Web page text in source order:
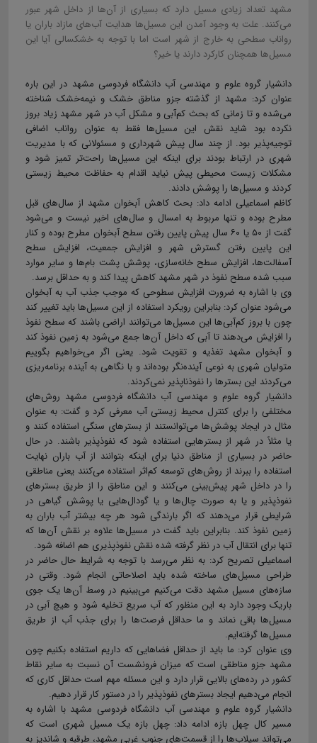
مشهد تعداد زیادی مسیل دارد که بسیاری از آن‌ها از داخل شهر عبور
می‌کنند. علت به وجود آمدن این مسیل‌ها هدایت آب‌های مازاد باران یا
رواناب سطحی به خارج از شهر است اما با توجه به خشکسالی آیا این
مسیل‌ها همچنان کارکرد دارند یا خیر؟
دانشیار گروه‌ علوم و مهندسی آب دانشگاه فردوسی مشهد در این باره
عنوان کرد: مشهد از گذشته جزو مناطق خشک و نیمه‌خشک شناخته
می‌شده و تا زمانی که بحث کم‌آبی و مشکل آب در شهر مشهد زیاد بروز
نکرده بود شاید نقش این مسیل‌ها فقط به عنوان رواناب اضافی
توجیه‌پذیر بود. از چند سال پیش شهرداری و مسئولانی که با مدیریت
شهری در ارتباط بودند برای اینکه این مسیل‌ها راحت‌تر تمیز شود و
مشکلات زیست محیطی پیش نیاید اقدام به حفاظت محیط زیستی
کردند و مسیل‌ها را پوشش دادند.
کاظم اسماعیلی ادامه داد: بحث کاهش آبخوان مشهد از سال‌های قبل
مطرح بوده و تنها مربوط به امسال و سال‌های اخیر نیست و می‌شود
گفت از ۵۰ یا ۶۰ سال پیش پایین رفتن سطح آبخوان مطرح بوده و کنار
این پایین رفتن گسترش شهر و افزایش جمعیت، افزایش سطح
آسفالت‌ها، افزایش سطح خانه‌سازی، پوشش پشت بام‌ها و سایر موارد
سبب شده سطح نفوذ در شهر مشهد کاهش پیدا کند و به حداقل برسد.
وی با اشاره به ضرورت افزایش سطوحی که موجب جذب آب به آبخوان
می‌شود عنوان کرد: بنابراین رویکرد استفاده از این مسیل‌ها باید تغییر کند
چون با بروز کم‌آبی‌ها این مسیل‌ها می‌توانند اراضی باشند که سطح نفوذ
را افزایش می‌دهند تا آبی که داخل آن‌ها جمع می‌شود به زمین نفوذ کند
و آبخوان مشهد تغذیه و تقویت شود. یعنی اگر می‌خواهیم بگوییم
متولیان شهری به نوعی آینده‌نگر بوده‌اند و با نگاهی به آینده برنامه‌ریزی
می‌کردند این بسترها را نفوذناپذیر نمی‌کردند.
دانشیار گروه‌ علوم و مهندسی آب دانشگاه فردوسی مشهد روش‌های
مختلفی را برای کنترل محیط زیستی آب معرفی کرد و گفت: به عنوان
مثال در ایجاد پوشش‌ها می‌توانستند از بسترهای سنگی استفاده کنند و
یا مثلاً در شهر از بسترهایی استفاده شود که نفوذپذیر باشند. در حال
حاضر در بسیاری از مناطق دنیا برای اینکه بتوانند از آب باران نهایت
استفاده را ببرند از روش‌های توسعه کم‌اثر استفاده می‌کنند یعنی مناطقی
را در داخل شهر پیش‌بینی می‌کنند و این مناطق را از طریق بسترهای
نفوذپذیر و یا به صورت چال‌ها و یا گودال‌هایی یا پوشش گیاهی در
شرایطی قرار می‌دهند که اگر بارندگی شود هر چه بیشتر آب باران به
زمین نفوذ کند. بنابراین باید گفت در مسیل‌ها علاوه بر نقش آن‌ها که
تنها برای انتقال آب در نظر گرفته شده نقش نفوذپذیری هم اضافه شود.
اسماعیلی تصریح کرد: به نظر می‌رسد با توجه به شرایط حال حاضر در
طراحی مسیل‌های ساخته شده باید اصلاحاتی انجام شود. وقتی در
سازه‌های مسیل مشهد دقت می‌کنیم می‌بینیم در وسط آن‌ها یک جوی
باریک وجود دارد به این منظور که آب سریع تخلیه شود و هیچ آبی در
مسیل‌ها باقی نماند و ما حداقل فرصت‌ها را برای جذب آب از طریق
مسیل‌ها گرفته‌ایم.
وی عنوان کرد: ما باید از حداقل فضاهایی که داریم استفاده بکنیم چون
مشهد جزو مناطقی است که میزان فرونشست آن نسبت به سایر نقاط
کشور در رده‌های بالایی قرار دارد و این مسئله مهم است حداقل کاری که
انجام می‌دهیم ایجاد بسترهای نفوذپذیر را در دستور کار قرار دهیم.
دانشیار گروه‌ علوم و مهندسی آب دانشگاه فردوسی مشهد با اشاره به
مسیر کال چهل بازه ادامه داد: چهل بازه یک مسیل شهری است که
می‌تواند سیلاب‌ها را از قسمت‌های جنوب غربی مشهد، طرقبه و شاندیز به